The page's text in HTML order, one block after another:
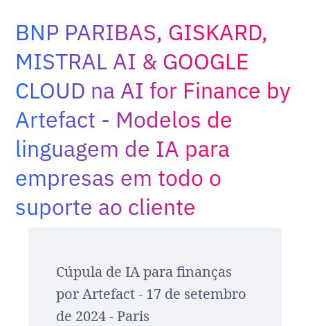
Buscar
por:
BR
BNP PARIBAS, GISKARD,
MISTRAL AI & GOOGLE
CLOUD na AI for Finance by
Artefact - Modelos de
linguagem de IA para
empresas em todo o
suporte ao cliente
Cúpula de IA para finanças
por Artefact - 17 de setembro
de 2024 - Paris